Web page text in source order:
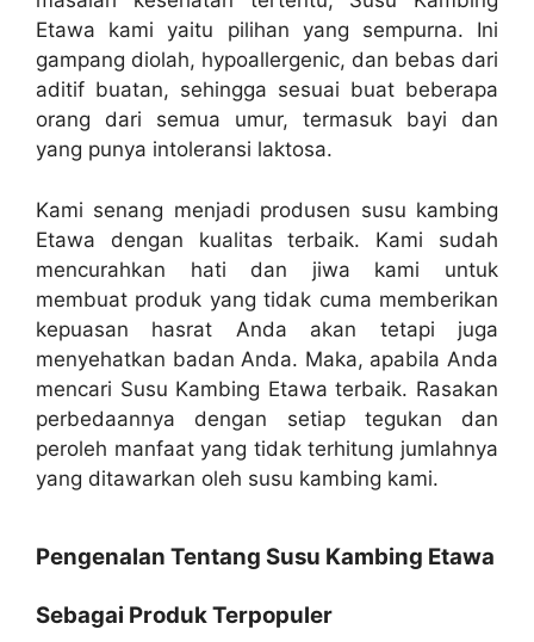
Etawa kami yaitu pilihan yang sempurna. Ini
gampang diolah, hypoallergenic, dan bebas dari
aditif buatan, sehingga sesuai buat beberapa
orang dari semua umur, termasuk bayi dan
yang punya intoleransi laktosa.
Kami senang menjadi produsen susu kambing
Etawa dengan kualitas terbaik. Kami sudah
mencurahkan hati dan jiwa kami untuk
membuat produk yang tidak cuma memberikan
kepuasan hasrat Anda akan tetapi juga
menyehatkan badan Anda. Maka, apabila Anda
mencari Susu Kambing Etawa terbaik. Rasakan
perbedaannya dengan setiap tegukan dan
peroleh manfaat yang tidak terhitung jumlahnya
yang ditawarkan oleh susu kambing kami.
Pengenalan Tentang Susu Kambing Etawa
Sebagai Produk Terpopuler